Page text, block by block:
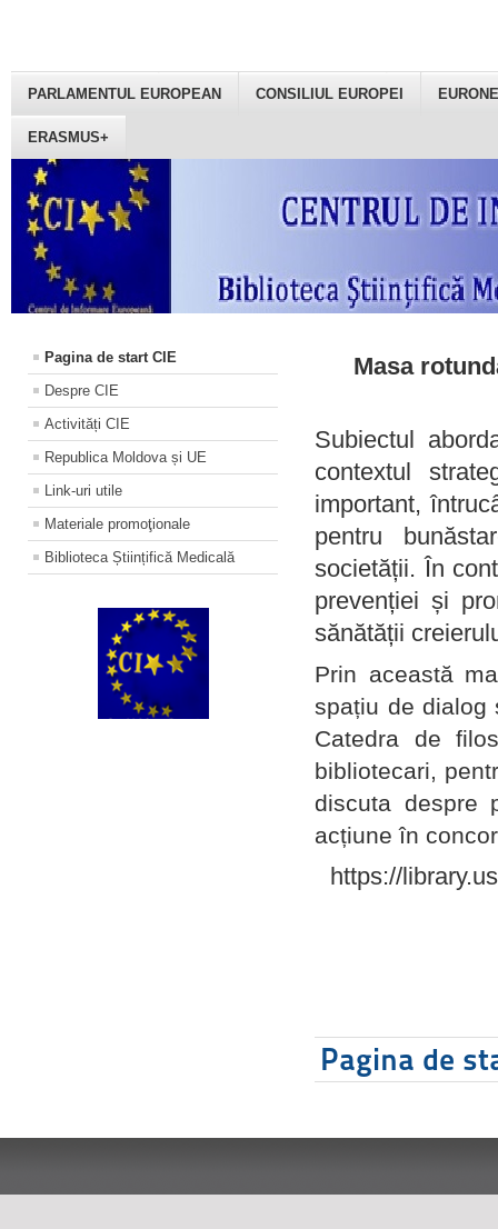
PARLAMENTUL EUROPEAN CONSILIUL EUROPEI
ERASMUS+
Pagina de start CIE
Despre CIE
Activități CIE
Republica Moldova și UE
Link-uri utile
Materiale promoţionale
Biblioteca Științifică Medicală
Masa
Subiectul
contextul
important,
pentru
societății. În
prevenției și
sănătății
Prin această
spațiu de dialog
Catedra de
bibliotecari,
discuta despre
acțiune în
https://
Pagina de